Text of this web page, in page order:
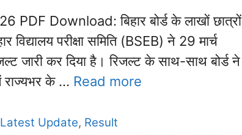
Download: बिहार बोर्ड के लाखों छात्रों
परीक्षा समिति (BSEB) ने 29 मार्च
जारी कर दिया है। रिजल्ट के साथ-साथ बोर्ड ने
राज्यभर के … Read more
Latest Update, Result